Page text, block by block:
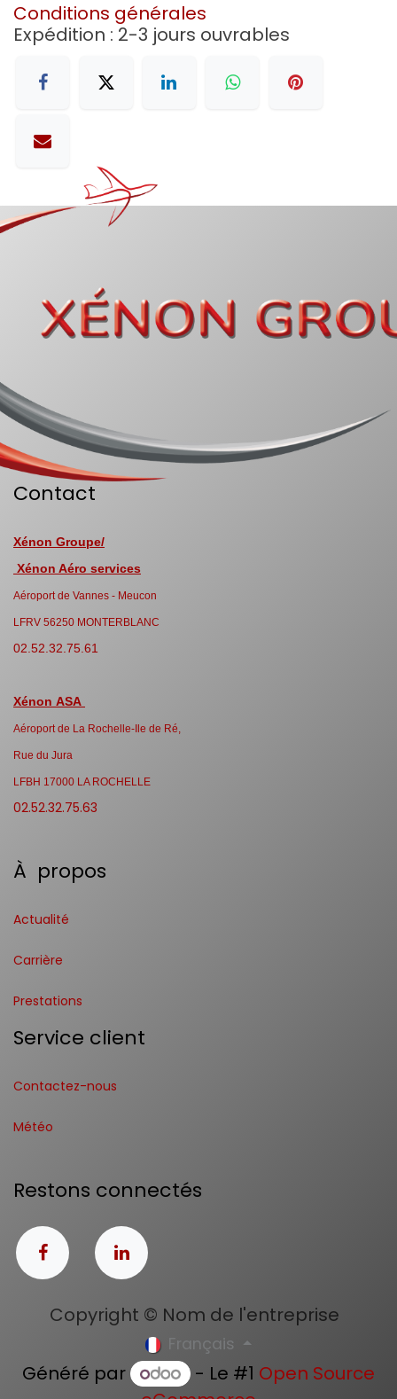
Conditions générales
Expédition : 2-3 jours ouvrables
Contact
Xénon Groupe/
Xénon Aéro services
Aéroport de Vannes - Meucon
LFRV 56250 MONTERBLANC
02.52.32.75.61
Xénon ASA
Aéroport de La Rochelle-Ile de Ré,
Rue du Jura
LFBH 17000 LA ROCHELLE
02.52.32.75.63
À propos
Actualité
Carrière
Prestations
Service client
Contactez-nous
Météo
Restons connectés
Copyright © Nom de l'entreprise
Français
Généré par - Le #1 Open Source